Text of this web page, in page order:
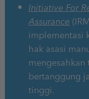
Initiative For
Assurance
implementasi
hak asasi
bertanggung
tinggi.